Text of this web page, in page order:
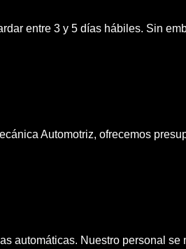
entre 3 y 5 días hábiles. Sin
Automotriz, ofrecemos
automáticas. Nuestro personal se